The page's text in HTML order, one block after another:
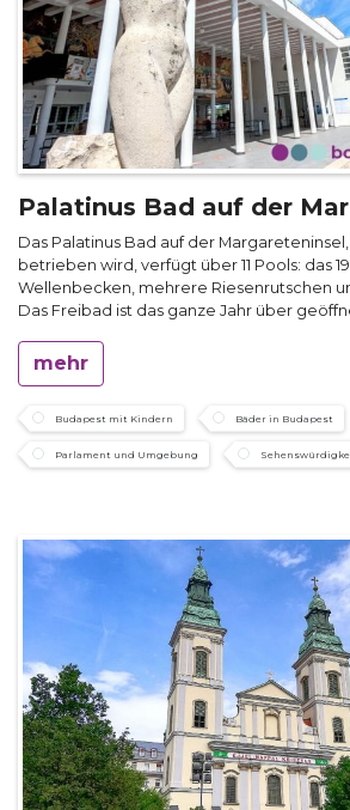
Palatinus Bad auf der
Das Palatinus Bad auf der Margareteninsel,
betrieben wird, verfügt über 11 Pools: das
Wellenbecken, mehrere Riesenrutschen
Das Freibad ist das ganze Jahr über
mehr
Budapest mit Kindern Bäder in Budapest
Parlament und Umgebung